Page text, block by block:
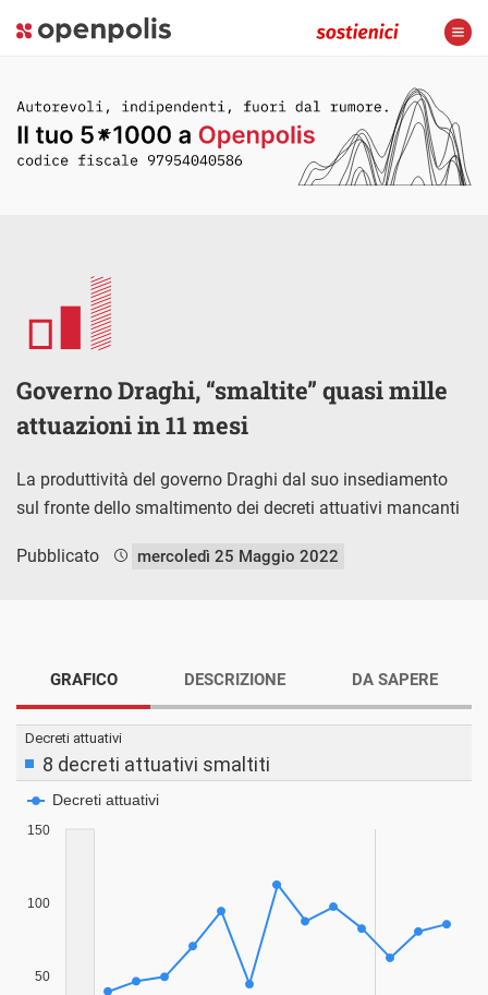
Governo Draghi, “smaltite” quasi mille
attuazioni in 11 mesi
La produttività del governo Draghi dal suo insediamento
sul fronte dello smaltimento dei decreti attuativi mancanti
Pubblicato mercoledì 25 Maggio 2022
GRAFICO DESCRIZIONE DA SAPERE